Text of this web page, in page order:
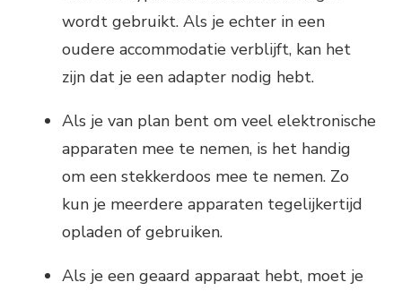
wordt gebruikt. Als je echter in een
oudere accommodatie verblijft, kan het
zijn dat je een adapter nodig hebt.
Als je van plan bent om veel elektronische
apparaten mee te nemen, is het handig
om een stekkerdoos mee te nemen. Zo
kun je meerdere apparaten tegelijkertijd
opladen of gebruiken.
Als je een geaard apparaat hebt, moet je